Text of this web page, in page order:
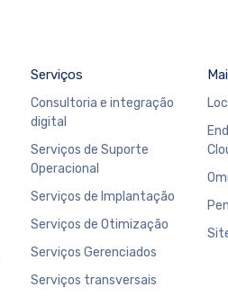
Serviços
Consultoria e integração
digital
Serviços de Suporte
Operacional
Serviços de Implantação
Serviços de Otimização
Serviços Gerenciados
Serviços transversais